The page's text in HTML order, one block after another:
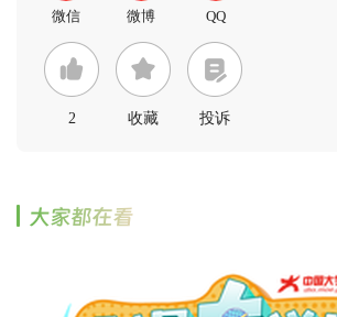
2 收藏 投诉
大家都在看